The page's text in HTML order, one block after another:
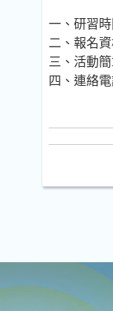
一、研習
二、報名
三、活動
四、連絡